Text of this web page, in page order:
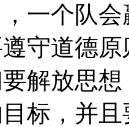
一个队
守道德
解放思
标，并